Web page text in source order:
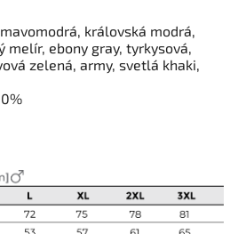
královská modrá,
melír, ebony gray, tyrkysová,
zelená, army, svetlá khaki,